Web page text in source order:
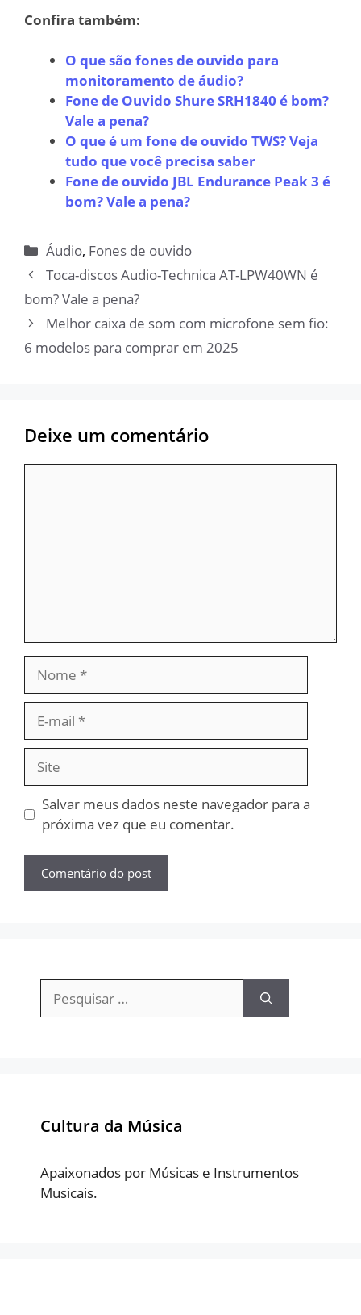
Confira também:
O que são fones de ouvido para
monitoramento de áudio?
Fone de Ouvido Shure SRH1840 é bom?
Vale a pena?
O que é um fone de ouvido TWS? Veja
tudo que você precisa saber
Fone de ouvido JBL Endurance Peak 3 é
bom? Vale a pena?
Categorias
Áudio, Fones de ouvido
Toca-discos Audio-Technica AT-LPW40WN é
bom? Vale a pena?
Melhor caixa de som com microfone sem fio:
6 modelos para comprar em 2025
Deixe um comentário
mail
Site
Salvar meus dados neste navegador para a
próxima vez que eu comentar.
Pesquisar
por:
Cultura da Música
Apaixonados por Músicas e Instrumentos
Musicais.